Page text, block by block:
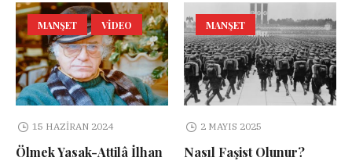
MANŞET VIDEO
15 HAZIRAN 2024
Ölmek Yasak-Attilâ İlhan
MANŞET
2 MAYIS 2025
Nasıl Faşist Olunur?